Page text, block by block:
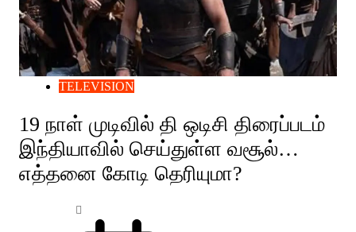
TELEVISION
19 நாள் முடிவில் தி ஒடிசி திரைப்படம்
இந்தியாவில் செய்துள்ள வசூல்…
எத்தனை கோடி தெரியுமா?